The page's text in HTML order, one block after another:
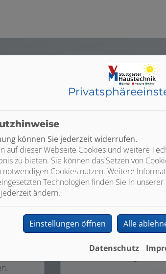
Bad
Alles rund ums Bad - Sie
Modernisierung oder
Ihres Bads? Profitieren
unserer umfassenden
können Sie jederzeit widerrufen.
auf dieser Webseite Cookies und weitere
zu bieten. Sie können das Setzen von
notwendigen Cookies nutzen. Weitere
Technologien finden Sie in
ändern.
Einstellungen öffnen Alle
Datenschutz